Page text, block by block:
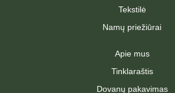
Tekstilė
Namų priežiūrai
Apie mus
Tinklaraštis
Dovanų pakavimas